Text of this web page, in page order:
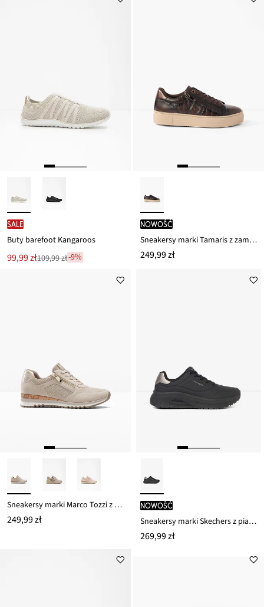
SALE
Buty barefoot Kangaroos
Nowa
cena
99,99 zł
Przeceniono
109,99 zł-9%
nowość
Sneakersy marki Tamaris z zamkiem błyskawicznym
249,99 zł
Sneakersy marki Marco Tozzi z zamkiem
249,99 zł
nowość
Sneakersy marki Skechers z pianką Memory
269,99 zł